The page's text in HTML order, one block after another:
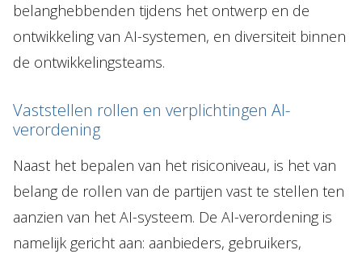
belanghebbenden tijdens het ontwerp en de
ontwikkeling van AI-systemen, en diversiteit binnen
de ontwikkelingsteams.
Vaststellen rollen en verplichtingen AI-
verordening
Naast het bepalen van het risiconiveau, is het van
belang de rollen van de partijen vast te stellen ten
aanzien van het AI-systeem. De AI-verordening is
namelijk gericht aan: aanbieders, gebruikers,